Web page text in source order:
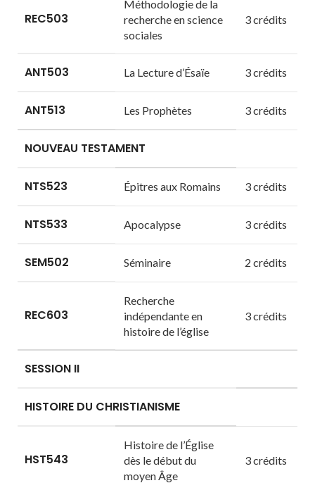
REC503
Méthodologie de la
recherche en science
sociales
3 crédits
ANT503 La Lecture d’Ésaïe 3 crédits
ANT513 Les Prophètes 3 crédits
NOUVEAU TESTAMENT
NTS523 Épitres aux Romains 3 crédits
NTS533 Apocalypse 3 crédits
SEM502 Séminaire 2 crédits
REC603
Recherche
indépendante en
histoire de l’église
3 crédits
SESSION II
HISTOIRE DU CHRISTIANISME
HST543
Histoire de l’Église
dès le début du
moyen Âge
3 crédits